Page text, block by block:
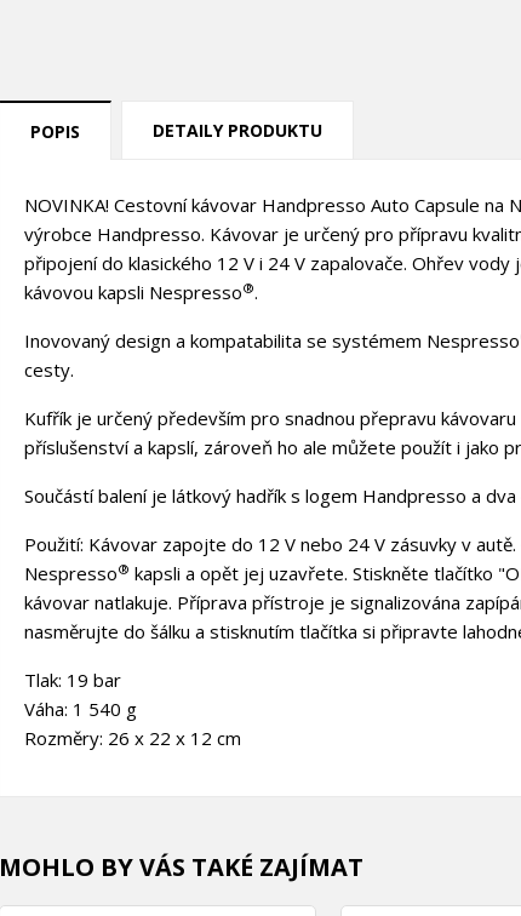
POPIS DETAILY PRODUKTU
NOVINKA! Cestovní kávovar Handpresso Auto Capsule na
výrobce Handpresso. Kávovar je určený pro přípravu
připojení do klasického 12 V i 24 V zapalovače. Ohřev
kávovou kapsli Nespresso®.
Inovovaný design a kompatabilita se systémem Nespresso
cesty.
Kufřík je určený především pro snadnou přepravu kávovaru
příslušenství a kapslí, zároveň ho ale můžete použít i jako
Součástí balení je látkový hadřík s logem Handpresso a
Použití: Kávovar zapojte do 12 V nebo 24 V zásuvky v
Nespresso® kapsli a opět jej uzavřete. Stiskněte tlačítko
kávovar natlakuje. Příprava přístroje je signalizována
nasměrujte do šálku a stisknutím tlačítka si připravte
Tlak: 19 bar
Váha: 1 540 g
Rozměry: 26 x 22 x 12 cm
MOHLO BY VÁS TAKÉ ZAJÍMAT
Můj seznam přání
((title))
((label))
Přihlásit se
Musíte být přihlášen, abyste si mohli výrobky uložit do svého
přání.